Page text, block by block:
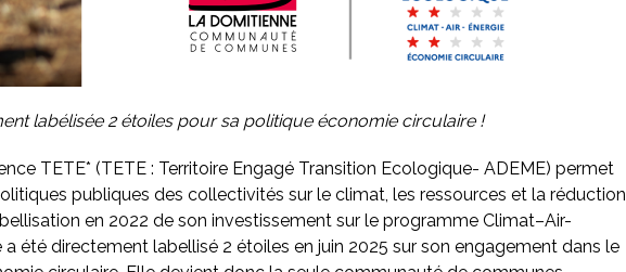
labélisée 2 étoiles pour sa politique économie circulaire !
TETE* (TETE : Territoire Engagé Transition Ecologique- ADEME) permet
publiques des collectivités sur le climat, les ressources et la réduction
en 2022 de son investissement sur le programme Climat–Air-
a été directement labellisé 2 étoiles en juin 2025 sur son engagement dans le